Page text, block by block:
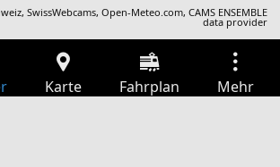
,SwissWebcams,Open-Meteo.com,CAMS ENSEMBLE
data provider
Karte Fahrplan Mehr